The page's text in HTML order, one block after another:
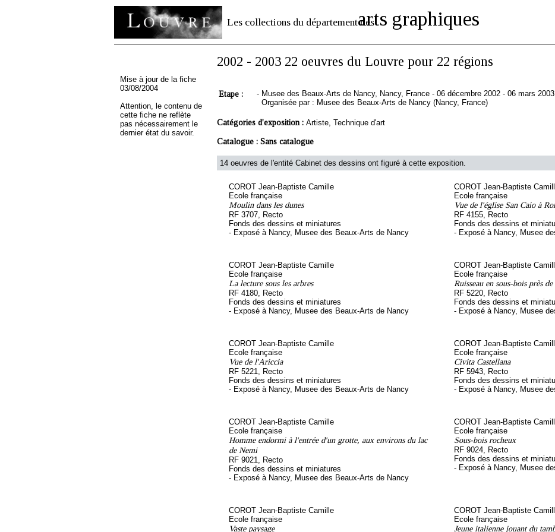
Les collections du département desarts graphiques
Mise à jour de la fiche
03/08/2004
Attention, le contenu de
cette fiche ne reflète
pas nécessairement le
dernier état du savoir.
2002 - 2003 22 oeuvres du Louvre pour 22 régions
Etape : - Musee des Beaux-Arts de Nancy, Nancy, France - 06 décembre 2002 - 06 mars 2003
Organisée par : Musee des Beaux-Arts de Nancy (Nancy, France)
Catégories d'exposition : Artiste, Technique d'art
Catalogue : Sans catalogue
14 oeuvres de l'entité Cabinet des dessins ont figuré à cette exposition.
COROT Jean-Baptiste Camille
Ecole française
Moulin dans les dunes
RF 3707, Recto
Fonds des dessins et miniatures
- Exposé à Nancy, Musee des Beaux-Arts de Nancy
COROT Jean-Baptiste
Ecole française
Vue de l'église San Caio à
RF 4155, Recto
Fonds des dessins et
- Exposé à Nancy, Musee
COROT Jean-Baptiste Camille
Ecole française
La lecture sous les arbres
RF 4180, Recto
Fonds des dessins et miniatures
- Exposé à Nancy, Musee des Beaux-Arts de Nancy
COROT Jean-Baptiste
Ecole française
Ruisseau en sous-bois près
RF 5220, Recto
Fonds des dessins et
- Exposé à Nancy, Musee
COROT Jean-Baptiste Camille
Ecole française
Vue de l'Ariccia
RF 5221, Recto
Fonds des dessins et miniatures
- Exposé à Nancy, Musee des Beaux-Arts de Nancy
COROT Jean-Baptiste
Ecole française
Civita Castellana
RF 5943, Recto
Fonds des dessins et
- Exposé à Nancy, Musee
COROT Jean-Baptiste Camille
Ecole française
Homme endormi à l'entrée d'un grotte, aux environs du lac
de Nemi
RF 9021, Recto
Fonds des dessins et miniatures
- Exposé à Nancy, Musee des Beaux-Arts de Nancy
COROT Jean-Baptiste
Ecole française
Sous-bois rocheux
RF 9024, Recto
Fonds des dessins et
- Exposé à Nancy, Musee
COROT Jean-Baptiste Camille
Ecole française
Vaste paysage
COROT Jean-Baptiste
Ecole française
Jeune italienne jouant du